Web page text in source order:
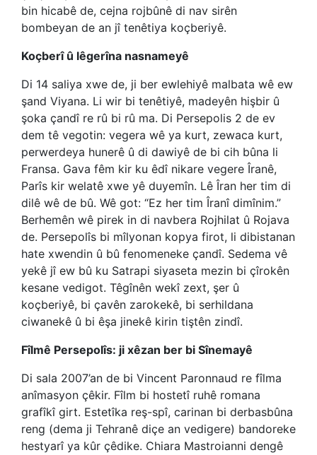
bin hicabê de, cejna rojbûnê di nav sirên
bombeyan de an jî tenêtiya koçberiyê.
Koçberî û lêgerîna nasnameyê
Di 14 saliya xwe de, ji ber ewlehiyê malbata wê ew
şand Viyana. Li wir bi tenêtiyê, madeyên hişbir û
şoka çandî re rû bi rû ma. Di Persepolis 2 de ev
dem tê vegotin: vegera wê ya kurt, zewaca kurt,
perwerdeya hunerê û di dawiyê de bi cih bûna li
Fransa. Gava fêm kir ku êdî nikare vegere Îranê,
Parîs kir welatê xwe yê duyemîn. Lê Îran her tim di
dilê wê de bû. Wê got: “Ez her tim Îranî dimînim.”
Berhemên wê pirek in di navbera Rojhilat û Rojava
de. Persepolîs bi mîlyonan kopya firot, li dibistanan
hate xwendin û bû fenomeneke çandî. Sedema vê
yekê jî ew bû ku Satrapi siyaseta mezin bi çîrokên
kesane vedigot. Têgînên wekî zext, şer û
koçberiyê, bi çavên zarokekê, bi serhildana
ciwanekê û bi êşa jinekê kirin tiştên zindî.
Fîlmê Persepolîs: ji xêzan ber bi Sînemayê
Di sala 2007’an de bi Vincent Paronnaud re fîlma
anîmasyon çêkir. Fîlm bi hostetî ruhê romana
grafîkî girt. Estetîka reş-spî, carinan bi derbasbûna
reng (dema ji Tehranê diçe an vedigere) bandoreke
hestyarî ya kûr çêdike. Chiara Mastroianni dengê